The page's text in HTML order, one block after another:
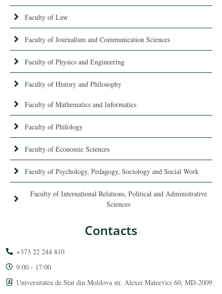
Faculty of Law
Faculty of Journalism and Communication Sciences
Faculty of Physics and Engineering
Faculty of History and Philosophy
Faculty of Mathematics and Informatics
Faculty of Philology
Faculty of Economic Sciences
Faculty of Psychology, Pedagogy, Sociology and Social Work
Faculty of International Relations, Political and Administrative
Sciences
Contacts
+373 22 244 810
9:00 - 17:00
Universitatea de Stat din Moldova str. Alexei Mateevici 60, MD-2009